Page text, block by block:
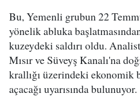
Bu, Yemenli grubun 22
yönelik abluka
kuzeydeki saldırı oldu.
Mısır ve Süveyş Kanalı'na
krallığı üzerindeki ekonomik
açacağı uyarısında bulunuyor.